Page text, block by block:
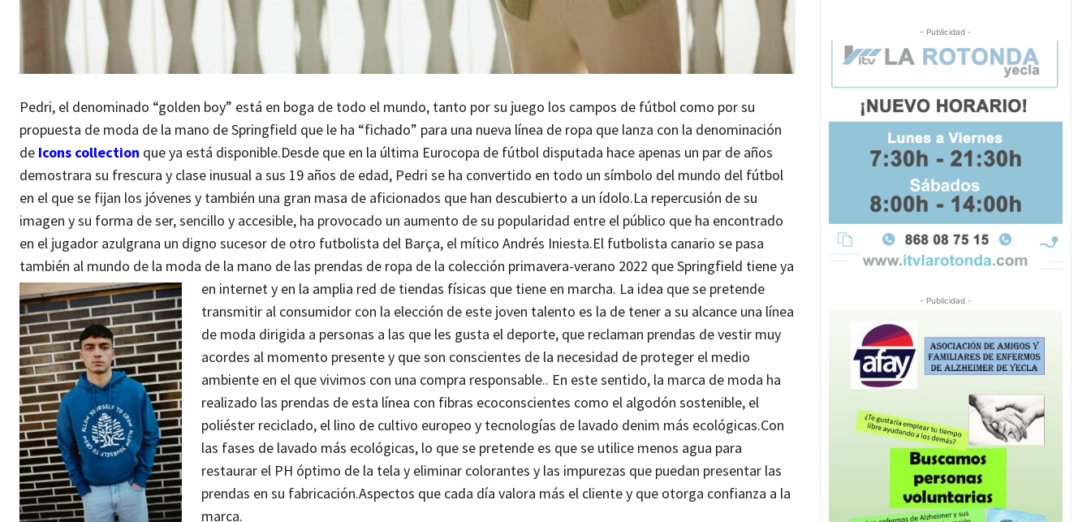
Pedri, el denominado “golden boy” está en boga de todo el mundo, tanto por su juego los campos de fútbol como por su
propuesta de moda de la mano de Springfield que le ha “fichado” para una nueva línea de ropa que lanza con la denominación
de Icons collection que ya está disponible.Desde que en la última Eurocopa de fútbol disputada hace apenas un par de años
demostrara su frescura y clase inusual a sus 19 años de edad, Pedri se ha convertido en todo un símbolo del mundo del fútbol
en el que se fijan los jóvenes y también una gran masa de aficionados que han descubierto a un ídolo.La repercusión de su
imagen y su forma de ser, sencillo y accesible, ha provocado un aumento de su popularidad entre el público que ha encontrado
en el jugador azulgrana un digno sucesor de otro futbolista del Barça, el mítico Andrés Iniesta.El futbolista canario se pasa
también al mundo de la moda de la mano de las prendas de ropa de la colección primavera-verano 2022 que Springfield tiene ya
en internet y en la amplia red de tiendas físicas que tiene en marcha. La idea que se pretende
transmitir al consumidor con la elección de este joven talento es la de tener a su alcance una línea
de moda dirigida a personas a las que les gusta el deporte, que reclaman prendas de vestir muy
acordes al momento presente y que son conscientes de la necesidad de proteger el medio
ambiente en el que vivimos con una compra responsable.. En este sentido, la marca de moda ha
realizado las prendas de esta línea con fibras ecoconscientes como el algodón sostenible, el
poliéster reciclado, el lino de cultivo europeo y tecnologías de lavado denim más ecológicas.Con
las fases de lavado más ecológicas, lo que se pretende es que se utilice menos agua para
restaurar el PH óptimo de la tela y eliminar colorantes y las impurezas que puedan presentar las
prendas en su fabricación.Aspectos que cada día valora más el cliente y que otorga confianza a la
marca.
- Publicidad -
- Publicidad -